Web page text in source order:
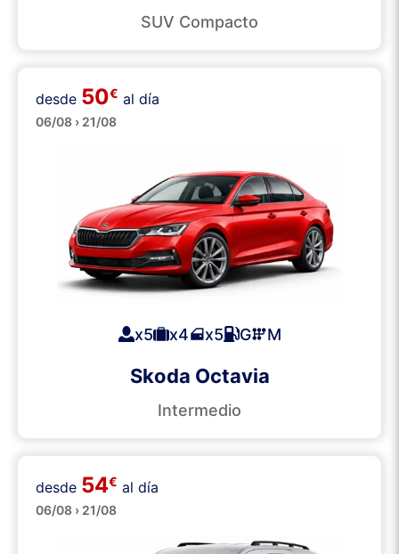
SUV Compacto
Grandes
desde 50€ al día
06/08 › 21/08
x5 x4 x5 G M
Skoda Octavia
Intermedio
Minibuses
desde 54€ al día
06/08 › 21/08